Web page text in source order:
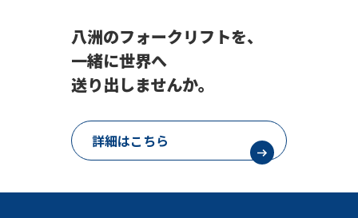
八洲のフォークリフトを、
一緒に世界へ
送り出しませんか。
詳細はこちら